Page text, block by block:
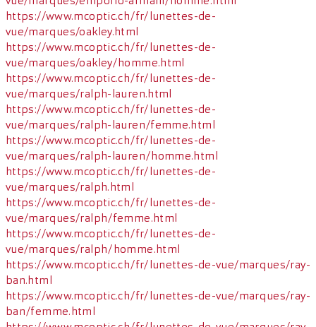
https://www.mcoptic.ch/fr/lunettes-de-
vue/marques/oakley.html
https://www.mcoptic.ch/fr/lunettes-de-
vue/marques/oakley/homme.html
https://www.mcoptic.ch/fr/lunettes-de-
vue/marques/ralph-lauren.html
https://www.mcoptic.ch/fr/lunettes-de-
vue/marques/ralph-lauren/femme.html
https://www.mcoptic.ch/fr/lunettes-de-
vue/marques/ralph-lauren/homme.html
https://www.mcoptic.ch/fr/lunettes-de-
vue/marques/ralph.html
https://www.mcoptic.ch/fr/lunettes-de-
vue/marques/ralph/femme.html
https://www.mcoptic.ch/fr/lunettes-de-
vue/marques/ralph/homme.html
https://www.mcoptic.ch/fr/lunettes-de-vue/marques/ray-
ban.html
https://www.mcoptic.ch/fr/lunettes-de-vue/marques/ray-
ban/femme.html